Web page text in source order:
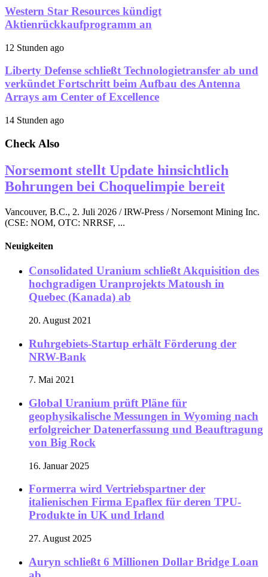
Western Star Resources kündigt
Aktienrückkaufprogramm an
12 Stunden ago
Liberty Defense schließt Technologietransfer ab und
verkündet Fortschritt beim Aufbau des Antenna
Arrays am Center of Excellence
14 Stunden ago
Check Also
Norsemont stellt Update hinsichtlich
Bohrungen bei Choquelimpie bereit
Vancouver, B.C., 2. Juli 2026 / IRW-Press / Norsemont Mining Inc.
(CSE: NOM, OTC: NRRSF, ...
Neuigkeiten
Consolidated Uranium schließt Akquisition des
hochgradigen Uranprojekts Matoush in
Quebec (Kanada) ab
20. August 2021
Ruhrgebiets-Startup erhält Förderung der
NRW-Bank
7. Mai 2021
Global Uranium prüft Pläne für
geophysikalische Messungen in Wyoming nach
erfolgreicher Datenerfassung und Beauftragung
von Big Rock
16. Januar 2025
Formerra wird Vertriebspartner der
italienischen Firma Epaflex für deren TPU-
Produkte in UK und Irland
27. August 2025
Auryn schließt 6 Millionen Dollar Bridge Loan